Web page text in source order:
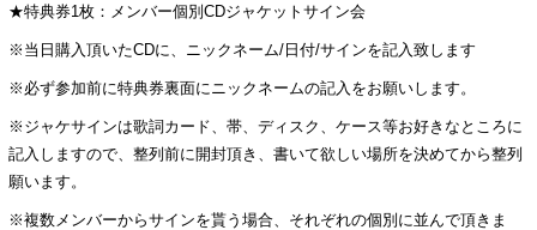
★特典券1枚：メンバー個別CDジャケットサイン会
※当日購入頂いたCDに、ニックネーム/日付/サインを記入致します
※必ず参加前に特典券裏面にニックネームの記入をお願いします。
※ジャケサインは歌詞カード、帯、ディスク、ケース等お好きなところに
記入しますので、整列前に開封頂き、書いて欲しい場所を決めてから整列
願います。
※複数メンバーからサインを貰う場合、それぞれの個別に並んで頂きま